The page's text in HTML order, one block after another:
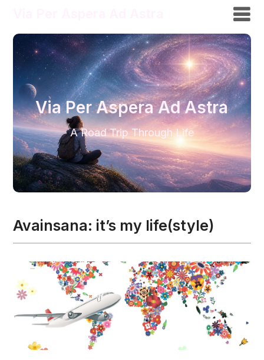
Via Per Aspera Ad Astra
A Road Trip Through Life
Avainsana: it’s my life(style)